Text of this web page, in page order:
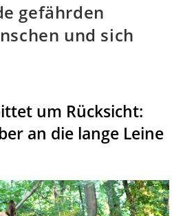
gefährden
und sich
um Rücksicht:
an die lange Leine